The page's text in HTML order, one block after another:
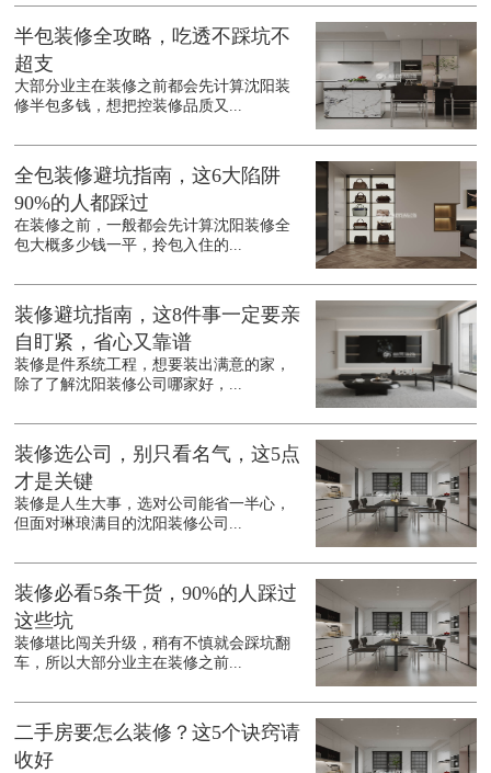
半包装修全攻略，吃透不踩坑不
超支
大部分业主在装修之前都会先计算沈阳装
修半包多钱，想把控装修品质又...
全包装修避坑指南，这6大陷阱
90%的人都踩过
在装修之前，一般都会先计算沈阳装修全
包大概多少钱一平，拎包入住的...
装修避坑指南，这8件事一定要亲
自盯紧，省心又靠谱
装修是件系统工程，想要装出满意的家，
除了了解沈阳装修公司哪家好，...
装修选公司，别只看名气，这5点
才是关键
装修是人生大事，选对公司能省一半心，
但面对琳琅满目的沈阳装修公司...
装修必看5条干货，90%的人踩过
这些坑
装修堪比闯关升级，稍有不慎就会踩坑翻
车，所以大部分业主在装修之前...
二手房要怎么装修？这5个诀窍请
收好